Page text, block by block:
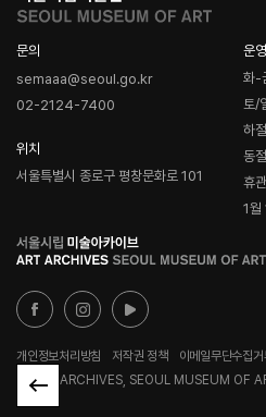
문의
semaaa@seoul.go.kr
02-2124-7400
위치
서울특별시 종로구 평창문화로 101
운
화-
토/
하
동
휴
1월
로
고
개인정보처리방침 저작권 정책 이메일무단수집거
© ART ARCHIVES, SEOUL MUSEUM OF